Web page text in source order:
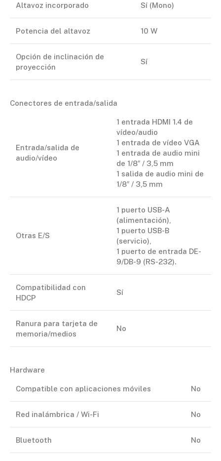
Altavoz incorporado Sí (Mono)
Potencia del altavoz 10 W
Opción de inclinación de
proyección
Sí
Conectores de entrada/salida
Entrada/salida de
audio/vídeo
1 entrada HDMI 1.4 de
vídeo/audio
1 entrada de vídeo VGA
1 entrada de audio mini
de 1/8″ / 3,5 mm
1 salida de audio mini de
1/8″ / 3,5 mm
Otras E/S
1 puerto USB-A
(alimentación),
1 puerto USB-B
(servicio),
1 puerto de entrada DE-
9/DB-9 (RS-232).
Compatibilidad con
HDCP
Sí
Ranura para tarjeta de
memoria/medios
No
Hardware
Compatible con aplicaciones móviles No
Red inalámbrica / Wi-Fi No
Bluetooth No